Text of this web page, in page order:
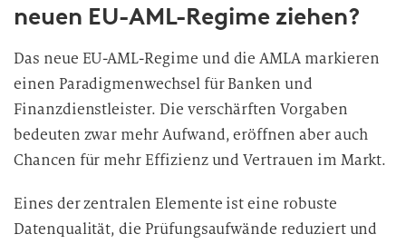
neuen EU-AML-Regime ziehen?
Das neue EU-AML-Regime und die AMLA markieren
einen Paradigmenwechsel für Banken und
Finanzdienstleister. Die verschärften Vorgaben
bedeuten zwar mehr Aufwand, eröffnen aber auch
Chancen für mehr Effizienz und Vertrauen im Markt.
Eines der zentralen Elemente ist eine robuste
Datenqualität, die Prüfungsaufwände reduziert und